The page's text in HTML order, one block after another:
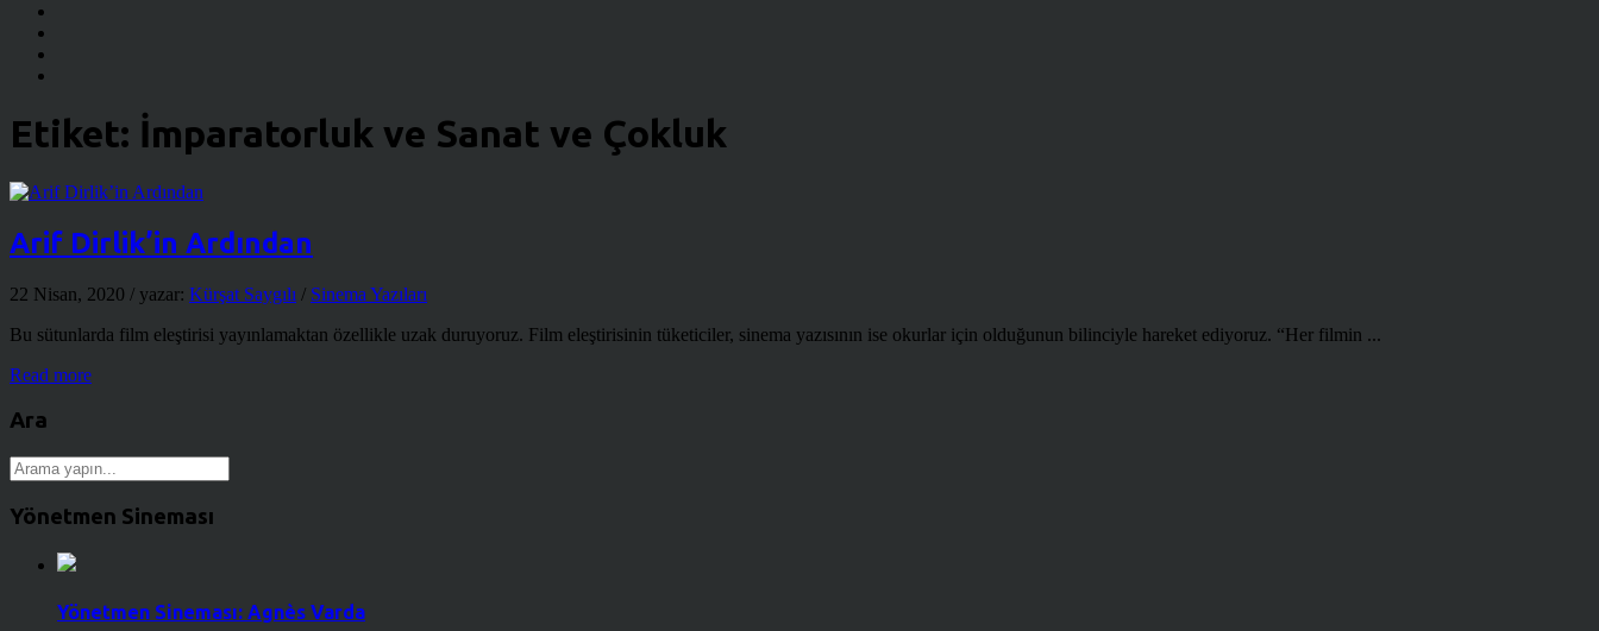
Etiket: İmparatorluk ve Sanat ve Çokluk
Arif Dirlik’in Ardından
22 Nisan, 2020 / yazar: Kürşat Saygılı / Sinema Yazıları
Bu sütunlarda film eleştirisi yayınlamaktan özellikle uzak duruyoruz. Film eleştirisinin tüketiciler, sinema yazısının ise okurlar için olduğunun bilinciyle hareket ediyoruz. “Her filmin ...
Read more
Ara
Yönetmen Sineması
Yönetmen Sineması: Agnès Varda